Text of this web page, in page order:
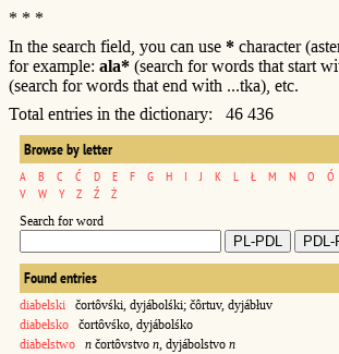
* * *
In the search field, you can use * character
for example: ala* (search for words that start
(search for words that end with ...tka), etc.
Total entries in the dictionary: 46 436
Browse by letter
A B C Ć D E F G H I J K L Ł M N O Ó
V
W Y Z Ź Ż
Search for word
Found entries
diabelski čortôvśki, dyjábolśki; čôrtuv, dyjábłuv
diabelsko čortôvśko, dyjábolśko
diabelstwo
n čortôvstvo n , dyjábolstvo n